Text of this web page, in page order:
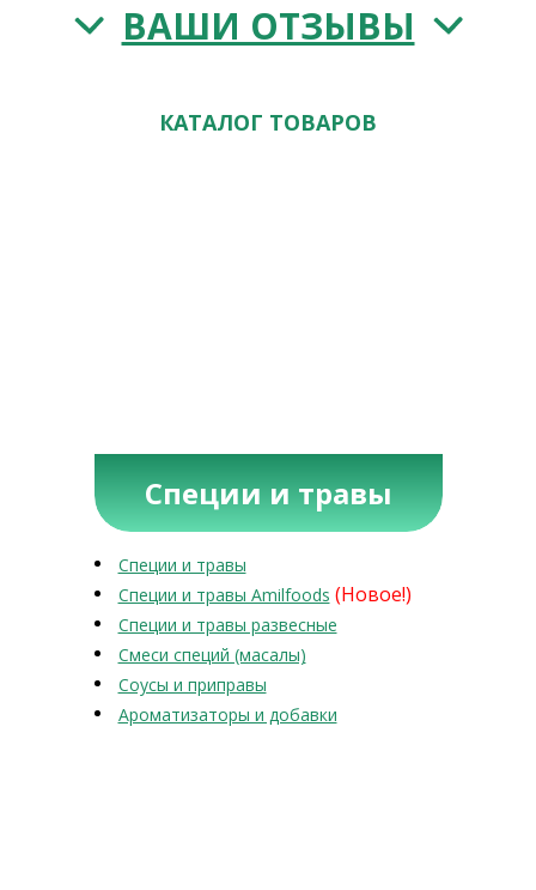
ВАШИ ОТЗЫВЫ
КАТАЛОГ ТОВАРОВ
Специи и травы
Специи и травы
Специи и травы Amilfoods (Новое!)
Специи и травы развесные
Смеси специй (масалы)
Соусы и приправы
Ароматизаторы и добавки